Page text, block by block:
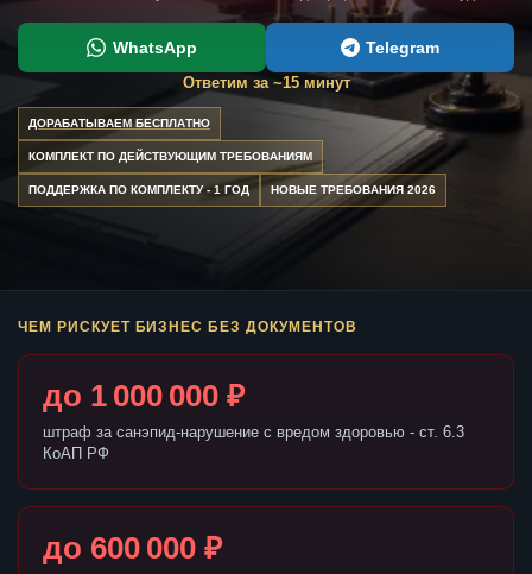
WhatsApp Telegram
Ответим за ~15 минут
ДОРАБАТЫВАЕМ БЕСПЛАТНО
КОМПЛЕКТ ПО ДЕЙСТВУЮЩИМ ТРЕБОВАНИЯМ
ПОДДЕРЖКА ПО КОМПЛЕКТУ - 1 ГОД НОВЫЕ ТРЕБОВАНИЯ 2026
ЧЕМ РИСКУЕТ БИЗНЕС БЕЗ ДОКУМЕНТОВ
до 1 000 000 ₽
штраф за санэпид-нарушение с вредом здоровью - ст. 6.3
КоАП РФ
до 600 000 ₽